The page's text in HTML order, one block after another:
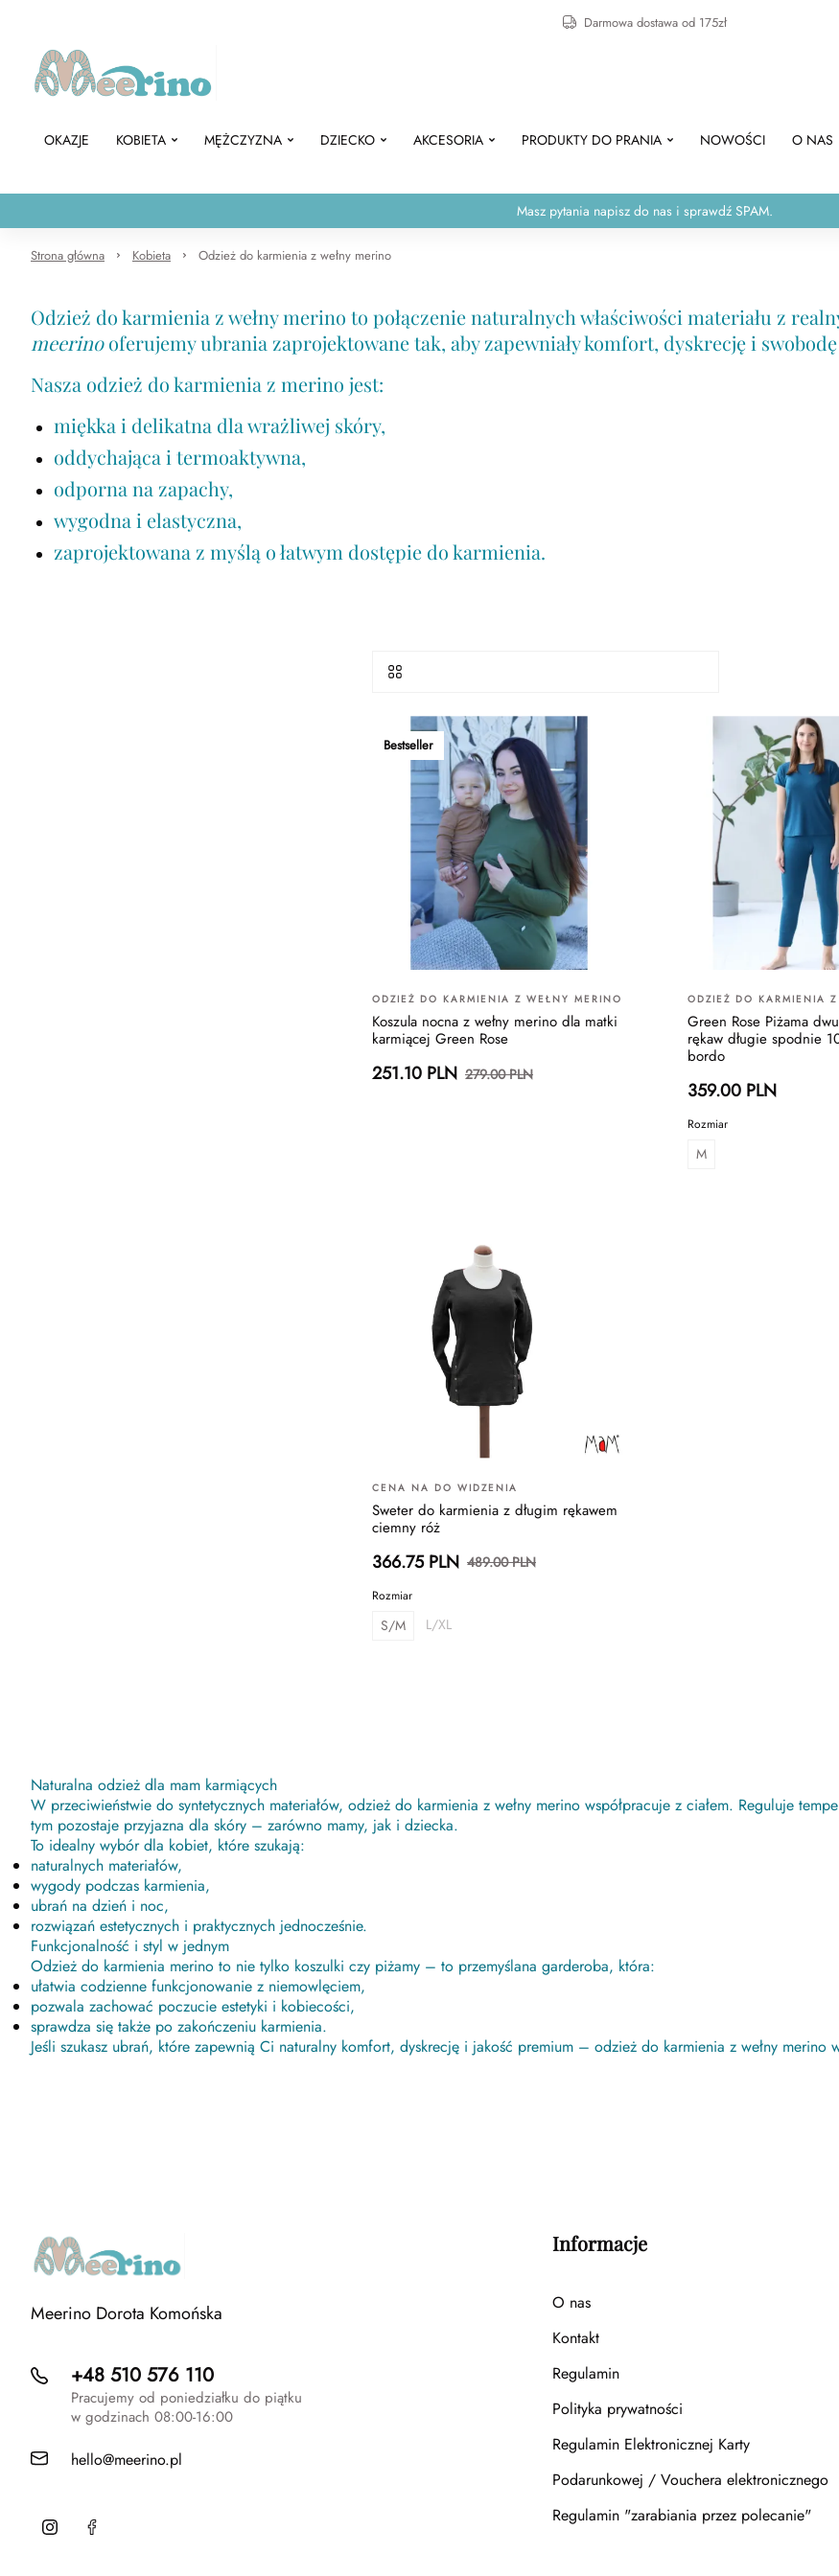
Darmowa dostawa od 175zł
OKAZJE KOBIETA MĘŻCZYZNA DZIECKO AKCESORIA PRODUKTY DO PRANIA NOWOŚCI O NAS
Masz pytania napisz do nas i sprawdź SPAM.
Strona główna Kobieta Odzież do karmienia z wełny merino
Odzież do karmienia z wełny merino to połączenie naturalnych właściwości materiału z
meerinooferujemy ubrania zaprojektowane tak, aby zapewniały komfort, dyskrecję i
Nasza odzież do karmienia z merino jest:
miękka i delikatna dla wrażliwej skóry,
oddychająca i termoaktywna,
odporna na zapachy,
wygodna i elastyczna,
zaprojektowana z myślą o łatwym dostępie do karmienia.
Bestseller
ODZIEŻ DO KARMIENIA Z WEŁNY MERINO
Koszula nocna z wełny merino dla matki
karmiącej Green Rose
251.10 PLN 279.00 PLN
ODZIEŻ DO KARMIENIA
Green Rose Piżama
rękaw długie spodnie
bordo
359.00 PLN
Rozmiar
M
CENA NA DO WIDZENIA
Sweter do karmienia z długim rękawem
ciemny róż
366.75 PLN 489.00 PLN
Rozmiar
S/M L/XL
Naturalna odzież dla mam karmiących
W przeciwieństwie do syntetycznych materiałów, odzież do karmienia z wełny merino współpracuje z ciałem. Reguluje
tym pozostaje przyjazna dla skóry – zarówno mamy, jak i dziecka.
To idealny wybór dla kobiet, które szukają:
naturalnych materiałów,
wygody podczas karmienia,
ubrań na dzień i noc,
rozwiązań estetycznych i praktycznych jednocześnie.
Funkcjonalność i styl w jednym
Odzież do karmienia merino to nie tylko koszulki czy piżamy – to przemyślana garderoba, która:
ułatwia codzienne funkcjonowanie z niemowlęciem,
pozwala zachować poczucie estetyki i kobiecości,
sprawdza się także po zakończeniu karmienia.
Jeśli szukasz ubrań, które zapewnią Ci naturalny komfort, dyskrecję i jakość premium – odzież do karmienia z wełny merino
Meerino Dorota Komońska
+48 510 576 110
Pracujemy od poniedziałku do piątku
w godzinach 08:00-16:00
hello@meerino.pl
Informacje
O nas
Kontakt
Regulamin
Polityka prywatności
Regulamin Elektronicznej Karty
Podarunkowej / Vouchera elektronicznego
Regulamin "zarabiania przez polecanie"